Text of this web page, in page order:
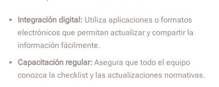
Integración digital: Utiliza aplicaciones o formatos
electrónicos que permitan actualizar y compartir la
información fácilmente.
Capacitación regular: Asegura que todo el equipo
conozca la checklist y las actualizaciones normativas.